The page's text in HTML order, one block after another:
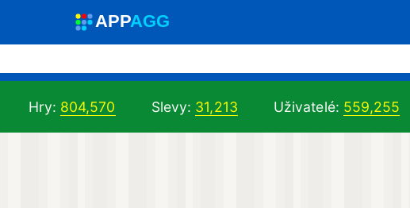
APPAGG
Hry: 804,570 Slevy: 31,213 Uživatelé: 559,255